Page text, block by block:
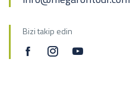
Bizi takip edin